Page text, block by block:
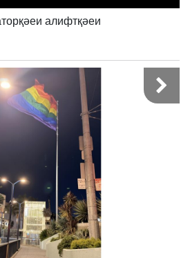
алифтқәеи